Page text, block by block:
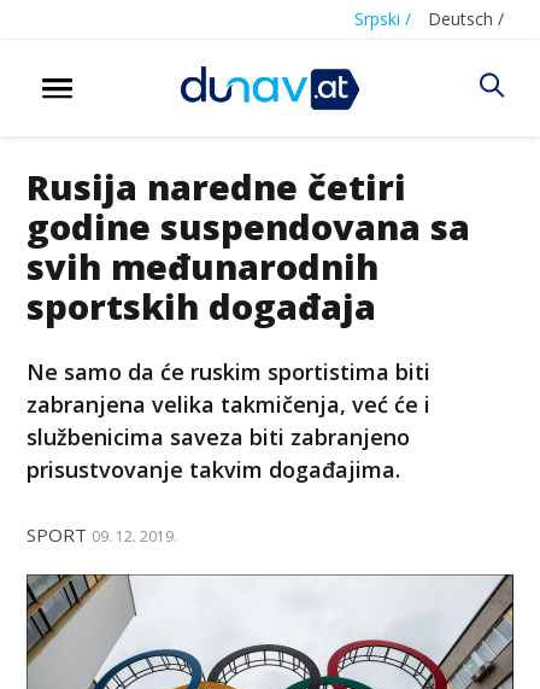
Srpski / Deutsch /
Rusija naredne četiri
godine suspendovana sa
svih međunarodnih
sportskih događaja
Ne samo da će ruskim sportistima biti
zabranjena velika takmičenja, već će i
službenicima saveza biti zabranjeno
prisustvovanje takvim događajima.
SPORT 09. 12. 2019.